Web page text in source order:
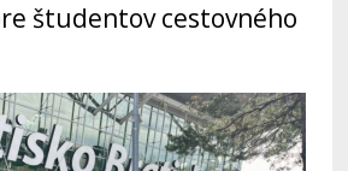
študentov cestovného